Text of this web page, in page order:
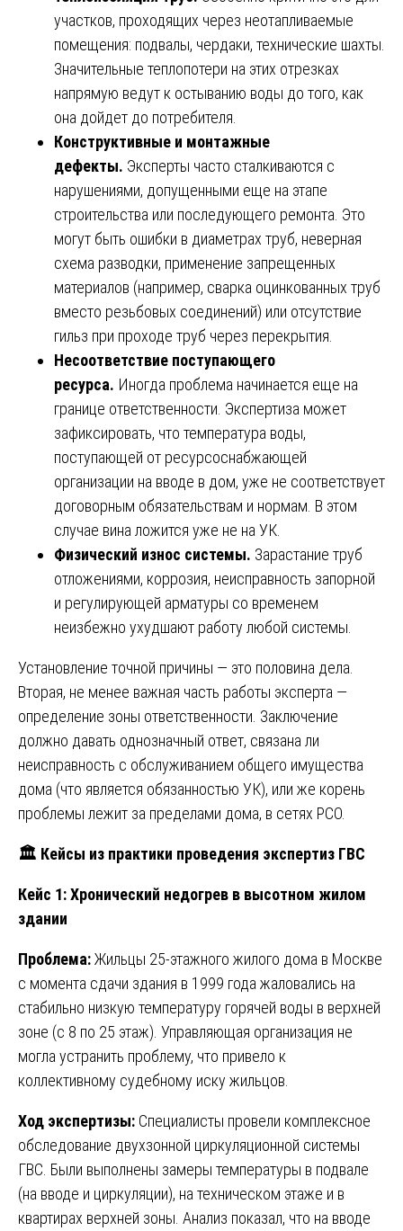
участков, проходящих через неотапливаемые
помещения: подвалы, чердаки, технические шахты.
Значительные теплопотери на этих отрезках
напрямую ведут к остыванию воды до того, как
она дойдет до потребителя.
Конструктивные и монтажные
дефекты. Эксперты часто сталкиваются с
нарушениями, допущенными еще на этапе
строительства или последующего ремонта. Это
могут быть ошибки в диаметрах труб, неверная
схема разводки, применение запрещенных
материалов (например, сварка оцинкованных труб
вместо резьбовых соединений) или отсутствие
гильз при проходе труб через перекрытия.
Несоответствие поступающего
ресурса. Иногда проблема начинается еще на
границе ответственности. Экспертиза может
зафиксировать, что температура воды,
поступающей от ресурсоснабжающей
организации на вводе в дом, уже не соответствует
договорным обязательствам и нормам. В этом
случае вина ложится уже не на УК.
Физический износ системы. Зарастание труб
отложениями, коррозия, неисправность запорной
и регулирующей арматуры со временем
неизбежно ухудшают работу любой системы.
Установление точной причины — это половина дела.
Вторая, не менее важная часть работы эксперта —
определение зоны ответственности. Заключение
должно давать однозначный ответ, связана ли
неисправность с обслуживанием общего имущества
дома (что является обязанностью УК), или же корень
проблемы лежит за пределами дома, в сетях РСО.
🏛 ️ Кейсы из практики проведения экспертиз ГВС
Кейс 1: Хронический недогрев в высотном жилом
здании
Проблема:Жильцы 25-этажного жилого дома в Москве
с момента сдачи здания в 1999 года жаловались на
стабильно низкую температуру горячей воды в верхней
зоне (с 8 по 25 этаж). Управляющая организация не
могла устранить проблему, что привело к
коллективному судебному иску жильцов.
Ход экспертизы: Специалисты провели комплексное
обследование двухзонной циркуляционной системы
ГВС. Были выполнены замеры температуры в подвале
(на вводе и циркуляции), на техническом этаже и в
квартирах верхней зоны. Анализ показал, что на вводе